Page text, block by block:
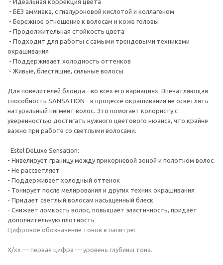
- Идеальная коррекция цвета
- БЕЗ аммиака, с гиалуроновой кислотой и коллагеном
- Бережное отношение к волосам и коже головы
- Продолжительная стойкость цвета
- Подходит для работы с самыми трендовыми техниками
окрашивания
- Поддерживает холодность оттенков
- Живые, блестящие, сильные волосы
Для повелителей блонда - во всех его вариациях. Впечатляющая
способность SANSATION - в процессе окрашивания не осветлять
натуральный пигмент волос. Это помогает колористу с
уверенностью достигать нужного цветового нюанса, что крайне
важно при работе со светлыми волосами.
Estel DeLuxe Sensation:
- Нивелирует границу между прикорневой зоной и полотном волос
- Не рассветляет
- Поддерживает холодный оттенок
- Тонирует после мелирования и других техник окрашивания
- Придает светлый волосам насыщенный блеск
- Снижает ломкость волос, повышает эластичность, придает
дополнительную плотность
Цифровое обозначение тонов в палитре:
Х/хх — первая цифра — уровень глубины тона.